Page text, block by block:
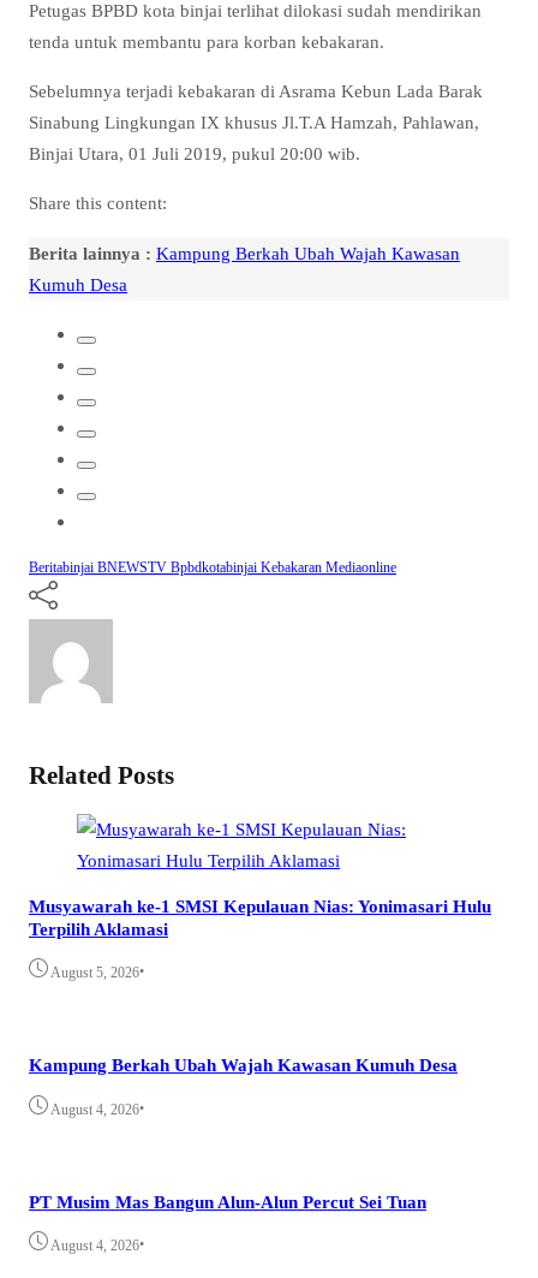
Petugas BPBD kota binjai terlihat dilokasi sudah mendirikan
tenda untuk membantu para korban kebakaran.
Sebelumnya terjadi kebakaran di Asrama Kebun Lada Barak
Sinabung Lingkungan IX khusus Jl.T.A Hamzah, Pahlawan,
Binjai Utara, 01 Juli 2019, pukul 20:00 wib.
Share this content:
Berita lainnya : Kampung Berkah Ubah Wajah Kawasan
Kumuh Desa
Beritabinjai BNEWSTV Bpbdkotabinjai Kebakaran Mediaonline
Related Posts
Musyawarah ke-1 SMSI Kepulauan Nias: Yonimasari Hulu
Terpilih Aklamasi
August 5, 2026•
Kampung Berkah Ubah Wajah Kawasan Kumuh Desa
August 4, 2026•
PT Musim Mas Bangun Alun-Alun Percut Sei Tuan
August 4, 2026•